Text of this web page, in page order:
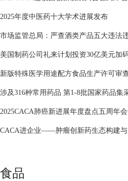
2025年度中医药十大学术进展发布
市场监管总局：严查酒类产品五大违法
美国制药公司礼来计划投资30亿美元加
新版特殊医学用途配方食品生产许可审
涉及316种常用药品 第1-8批国家药品集
2025CACA肺癌新进展年度盘点五周年
食品